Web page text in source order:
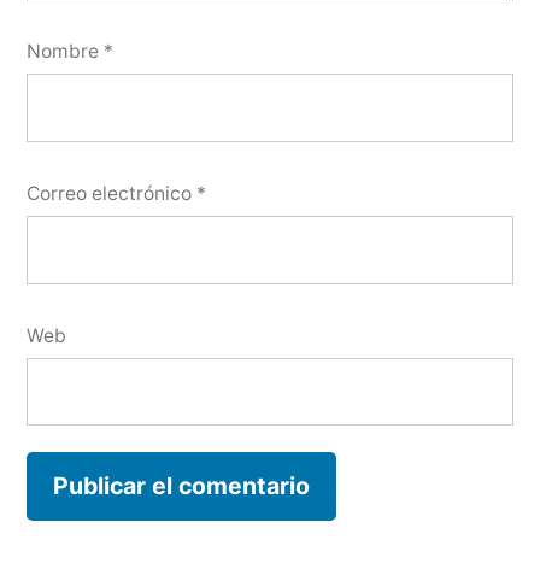
Nombre *
Correo electrónico *
Web